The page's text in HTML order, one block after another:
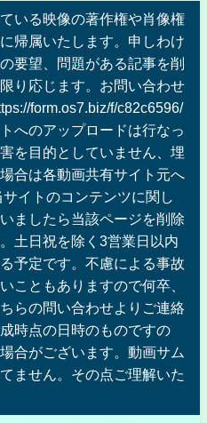
いる映像の著作権や肖像権
帰属いたします。申しわけ
要望、問題がある記事を削
り応じます。お問い合わせ
form.os7.biz/f/c82c6596/
へのアップロードは行なっ
を目的としていません、埋
合は各動画共有サイト元へ
イトのコンテンツに関し
ましたら当該ページを削除
土日祝を除く3営業日以内
予定です。不慮による事故
こともありますので何卒、
らの問い合わせよりご連絡
時点の日時のものですの
合がございます。動画サム
ません。その点ご理解いた